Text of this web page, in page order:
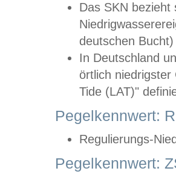
Das SKN
deutschen
In Deutschland
örtlich
Tide (LAT)"
Pegelkennwert:
Regulierungs-
Pegelkennwert: